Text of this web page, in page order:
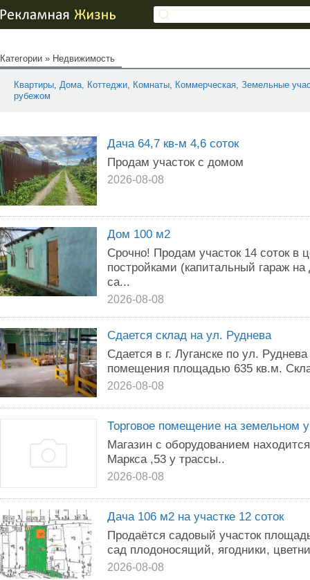
Категории » Недвижимость
Квартиры, Дома, Коттеджи, Комнаты, Коммерческая, Земельные
рубежом
Дача 64,7 кв-м 4,6 соток
Продам участок с домом
2026-08-08
Дом 100 м2
Срочно! Продам участок 14 соток в
постройками (капитальный гараж
са...
2026-08-08
Сдается склад на ул. Руднева
Сдается в г. Луганске по ул.
помещения площадью 635 кв.м.
2026-08-08
Торговое помещение на земельном
Магазин с оборудованием
Маркса ,53 у трассы..
2026-08-08
Дача 106 м2 на участке 12 соток
Продаётся садовый участок
сад плодоносящий, ягодники,
2026-08-08